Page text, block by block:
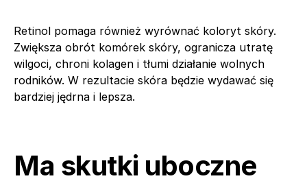
Retinol pomaga również wyrównać koloryt skóry.
Zwiększa obrót komórek skóry, ogranicza utratę
wilgoci, chroni kolagen i tłumi działanie wolnych
rodników. W rezultacie skóra będzie wydawać się
bardziej jędrna i lepsza.
Ma skutki uboczne